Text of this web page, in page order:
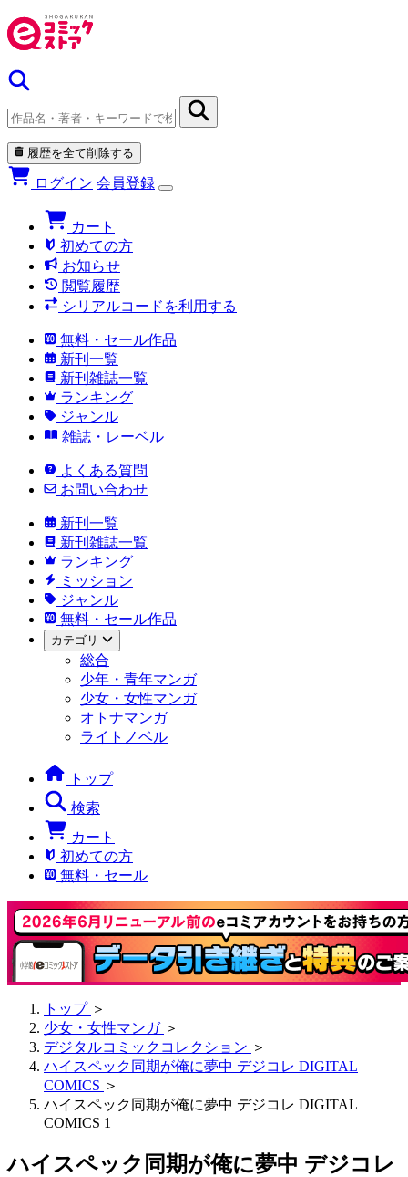
履歴を全て削除する
ログイン 会員登録
カート
初めての方
お知らせ
閲覧履歴
シリアルコードを利用する
無料・セール作品
新刊一覧
新刊雑誌一覧
ランキング
ジャンル
雑誌・レーベル
よくある質問
お問い合わせ
新刊一覧
新刊雑誌一覧
ランキング
ミッション
ジャンル
無料・セール作品
カテゴリ
総合
少年・青年マンガ
少女・女性マンガ
オトナマンガ
ライトノベル
トップ
検索
カート
初めての方
無料・セール
トップ ＞
少女・女性マンガ ＞
デジタルコミックコレクション ＞
ハイスペック同期が俺に夢中 デジコレ DIGITAL
COMICS ＞
ハイスペック同期が俺に夢中 デジコレ DIGITAL
COMICS 1
ハイスペック同期が俺に夢中 デジコレ